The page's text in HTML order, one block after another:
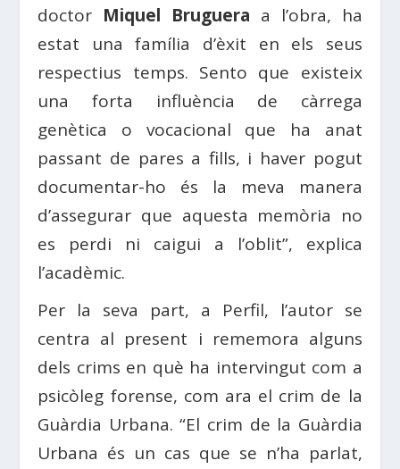
doctor Miquel Bruguera a l’obra, ha
estat una família d’èxit en els seus
respectius temps. Sento que existeix
una forta influència de càrrega
genètica o vocacional que ha anat
passant de pares a fills, i haver pogut
documentar-ho és la meva manera
d’assegurar que aquesta memòria no
es perdi ni caigui a l’oblit”, explica
l’acadèmic.
Per la seva part, a Perfil, l’autor se
centra al present i rememora alguns
dels crims en què ha intervingut com a
psicòleg forense, com ara el crim de la
Guàrdia Urbana. “El crim de la Guàrdia
Urbana és un cas que se n’ha parlat,